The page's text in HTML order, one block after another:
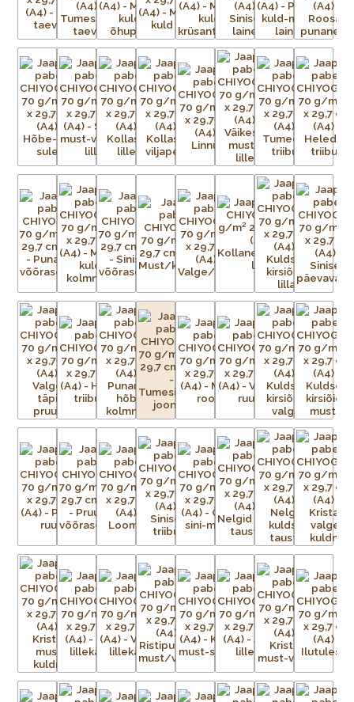
Paberid on väga sitked ja tugevad, ning sobivad ideaalselt
raamatute, purkide ja karpide katmiseks, kaartide ning
kollaažide tegemiseks, fotode ja kunstiteoste taustaks või
raamaturiiulitele ja seintele aktsendiks. Võimalused on
piiramatud!
Chiyogami imitatsiooniga pabereid toodetakse praegu
ofsettrükiga teistes Aasia riikides. Ärge laske end petta
madalama kvaliteediga imitatsioonidest, mis tõenäoliselt
pleegivad kiiremini ja aluspaber millele trükitakse ei ole nii
tugev ja sitke kui originaalpaberitel. Ehtsate Jaapani siiditrükiste
erksuse ja tugevusega need ei võistle.
Iga Chiyogami lehe valmistamine on uskumatult töömahukas
protsess. Esialgsest kujutisest tuleb valmistada terve hulk
mustriga trükivõrke, mis on terve paberilehe suurused, üks
võrk iga mustris nähtava värvi kohta.
Aluspaber liimitakse esmalt ajutiselt tasasele pinnale.
Tänapäeval on kasutusel plast- ja metallvõrgud. Metallraami
peale pingutatud võrgule kantakse valgustundliku emulsiooni
abil trükitav kujutis. Trükivalmis raamid seadistatakse
trükikarussellile – iga värv kantakse trükilauale kinnitatud
tootele eraldi. Soovitud kujutis on võrgus avatud, ülejäänud
võrgu augud aga kaetud. Värvi laialiajamiseks ja üleliigse värvi
eemaldamiseks kasutatakse raaklit. Värv kuivab ja kinnistub
esemele kuivatustunnelis või lihtsalt õhu käes. Trükivärvid
segatakse iga prindi jaoks eritellimusel, nii et mõnikord ei ole
värvid täpselt sellised nagu eelmisel partiil. Pärast värvi
pealekandmist paber kuivatatakse. Protsessi korratakse iga
värvi puhul – kolm kuni 15 korda – kuni mustrid on täielikult
trükitud.